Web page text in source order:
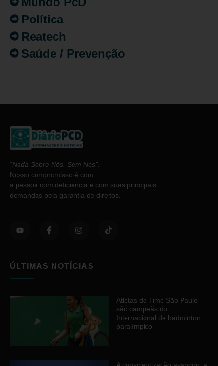
Política
Reatech
Saúde / Prevenção
“Nada Sobre Nós. Sem Nós”.
Nosso compromisso é com
a pessoa com deficiência e com suas principais
demandas pela garantia de direitos.
ÚLTIMAS NOTÍCIAS
Atletas do Time São Paulo
são campeãs do
Internacional de badminton
paralímpico